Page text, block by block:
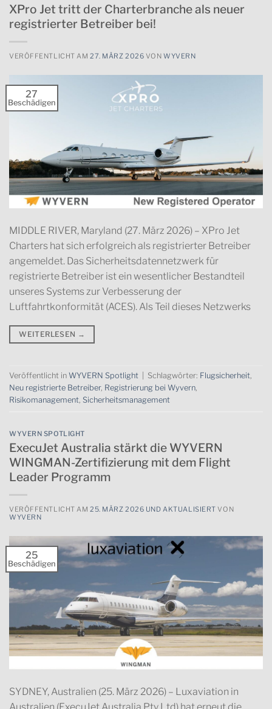
XPro Jet tritt der Charterbranche als neuer
registrierter Betreiber bei!
VERÖFFENTLICHT AM27. MÄRZ 2026 VONWYVERN
27
Beschädigen
MIDDLE RIVER, Maryland (27. März 2026) – XPro Jet
Charters hat sich erfolgreich als registrierter Betreiber
angemeldet. Das Sicherheitsdatennetzwerk für
registrierte Betreiber ist ein wesentlicher Bestandteil
unseres Systems zur Verbesserung der
Luftfahrtkonformität (ACES). Als Teil dieses Netzwerks
WEITERLESEN →
Veröffentlicht in WYVERN Spotlight Schlagwörter: Flugsicherheit,
Neu registrierte Betreiber, Registrierung bei Wyvern,
Risikomanagement, Sicherheitsmanagement
WYVERN SPOTLIGHT
ExecuJet Australia stärkt die WYVERN
WINGMAN-Zertifizierung mit dem Flight
Leader Programm
VERÖFFENTLICHT AM25. MÄRZ 2026 UND AKTUALISIERT VON
WYVERN
25
Beschädigen
SYDNEY, Australien (25. März 2026) – Luxaviation in